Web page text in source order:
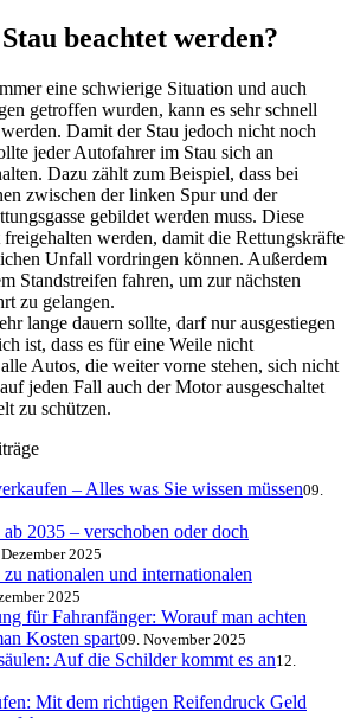
beachtet werden?
eine schwierige Situation und auch
getroffen wurden, kann es sehr schnell
Damit der Stau jedoch nicht noch
jeder Autofahrer im Stau sich an
Dazu zählt zum Beispiel, dass bei
zwischen der linken Spur und der
gebildet werden muss. Diese
freigehalten werden, damit die Rettungskräfte
Unfall vordringen können. Außerdem
Standstreifen fahren, um zur nächsten
zu gelangen.
lange dauern sollte, darf nur ausgestiegen
ist, dass es für eine Weile nicht
Autos, die weiter vorne stehen, sich nicht
jeden Fall auch der Motor ausgeschaltet
zu schützen.
– Alles was Sie wissen müssen09.
2035 – verschoben oder doch
2025
nationalen und internationalen
2025
für Fahranfänger: Worauf man achten
Kosten spart09. November 2025
Auf die Schilder kommt es an12.
Mit dem richtigen Reifendruck Geld